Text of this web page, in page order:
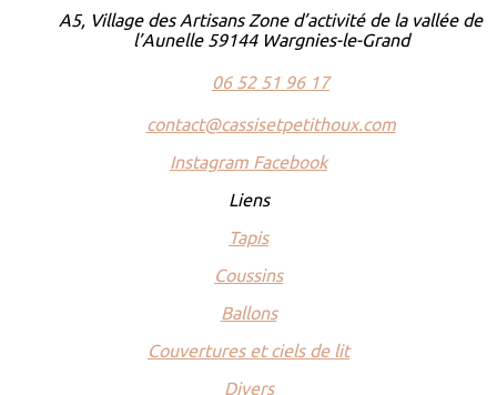
A5, Village des Artisans Zone d’activité de la vallée de
l’Aunelle 59144 Wargnies-le-Grand
06 52 51 96 17
contact@cassisetpetithoux.com
Instagram Facebook
Liens
Tapis
Coussins
Ballons
Couvertures et ciels de lit
Divers